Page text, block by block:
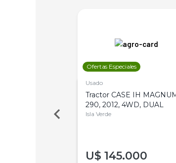
Ofertas Especiales
Usado
Tractor CASE IH
290, 2012, 4WD, DUAL
Isla Verde
U$ 145.000